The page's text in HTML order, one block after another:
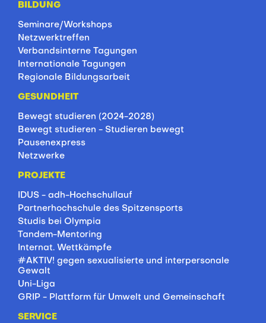
BILDUNG
Seminare/Workshops
Netzwerktreffen
Verbandsinterne Tagungen
Internationale Tagungen
Regionale Bildungsarbeit
GESUNDHEIT
Bewegt studieren (2024-2028)
Bewegt studieren - Studieren bewegt
Pausenexpress
Netzwerke
PROJEKTE
IDUS - adh-Hochschullauf
Partnerhochschule des Spitzensports
Studis bei Olympia
Tandem-Mentoring
Internat. Wettkämpfe
#AKTIV! gegen sexualisierte und interpersonale
Gewalt
Uni-Liga
GRIP - Plattform für Umwelt und Gemeinschaft
SERVICE